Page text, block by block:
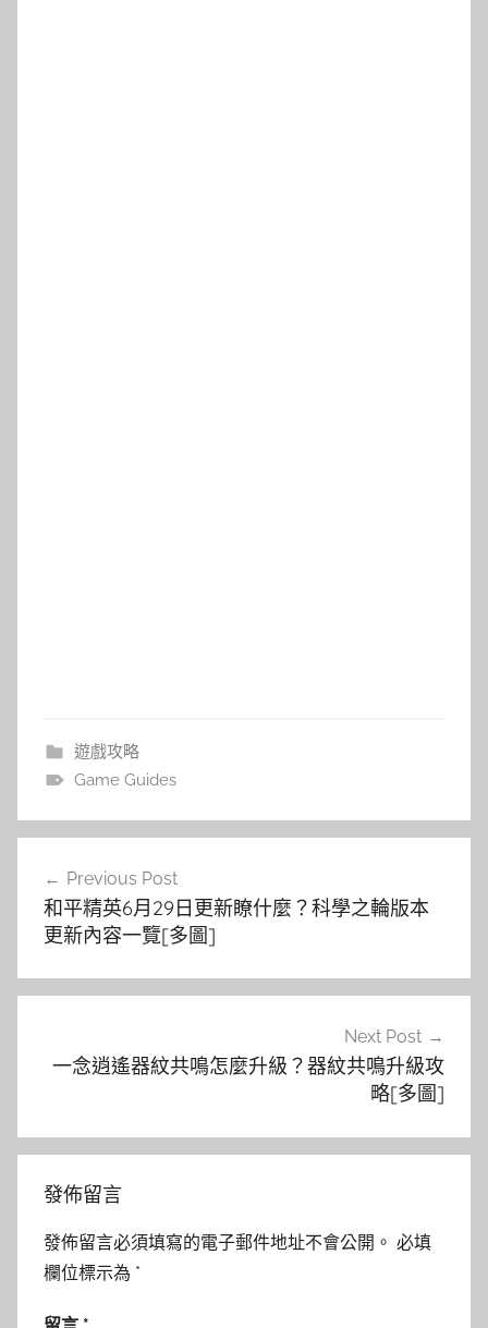
遊戲攻略
Game Guides
覽
Previous Post
和平精英6月29日更新瞭什麼？科學之輪版本
更新內容一覽[多圖]
Next Post
一念逍遙器紋共鳴怎麼升級？器紋共鳴升級攻
略[多圖]
發佈留言
發佈留言必須填寫的電子郵件地址不會公開。 必填
欄位標示為 *